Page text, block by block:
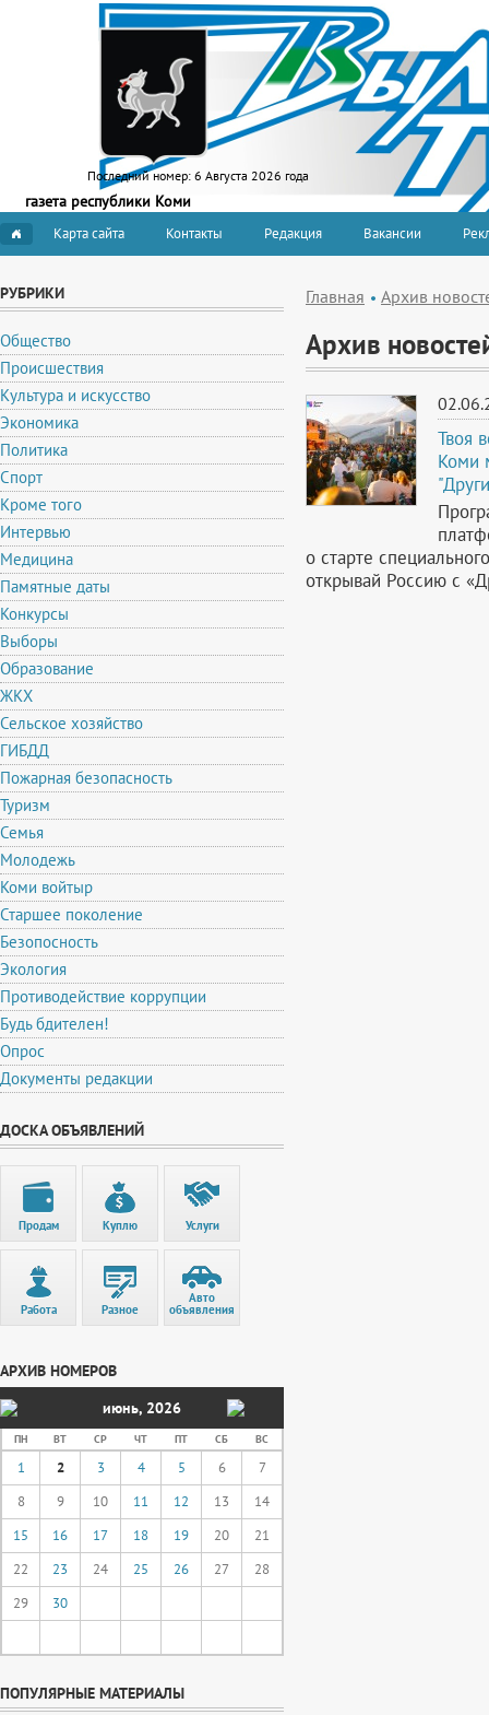
Последний номер: 6 Августа 2026 года
газета республики Коми
Карта сайта Контакты Редакция Вакансии
РУБРИКИ
Общество
Происшествия
Культура и искусство
Экономика
Политика
Спорт
Кроме того
Интервью
Медицина
Памятные даты
Конкурсы
Выборы
Образование
ЖКХ
Сельское хозяйство
ГИБДД
Пожарная безопасность
Туризм
Семья
Молодежь
Коми войтыр
Старшее поколение
Безопосность
Экология
Противодействие коррупции
Будь бдителен!
Опрос
Документы редакции
ДОСКА ОБЪЯВЛЕНИЙ
Продам Куплю Услуги
Работа Разное
Авто
объявления
АРХИВ НОМЕРОВ
июнь, 2026
ПН ВТ СР ЧТ ПТ СБ ВС
1 2 3 4 5 6
7
8
9 10 11 12 13
14
15
16 17 18 19 20
21
22
23 24 25 26 27
28
29
30
ПОПУЛЯРНЫЕ МАТЕРИАЛЫ
Главная Архив
Архив
Твоя
Коми
о старте
открывай Россию с